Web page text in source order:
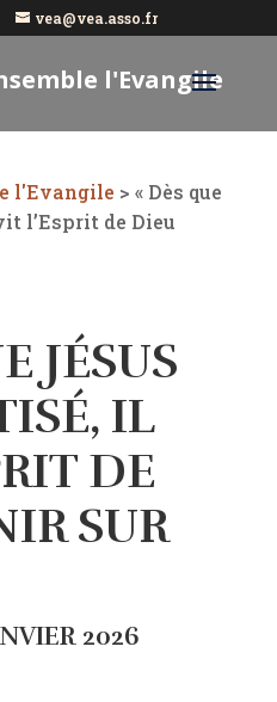
vea@vea.asso.fr
l'Evangile
l'Evangile > « Dès que
l’Esprit de Dieu
JÉSUS
IL
DE
SUR
2026